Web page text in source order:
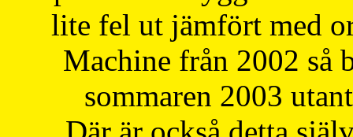
lite fel ut jämfört med
Machine från 2002 så
sommaren 2003